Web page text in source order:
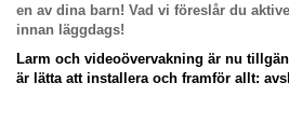
en av dina barn! Vad vi föreslår du
innan läggdags!
Larm och videoövervakning är nu
är lätta att installera och framför allt: